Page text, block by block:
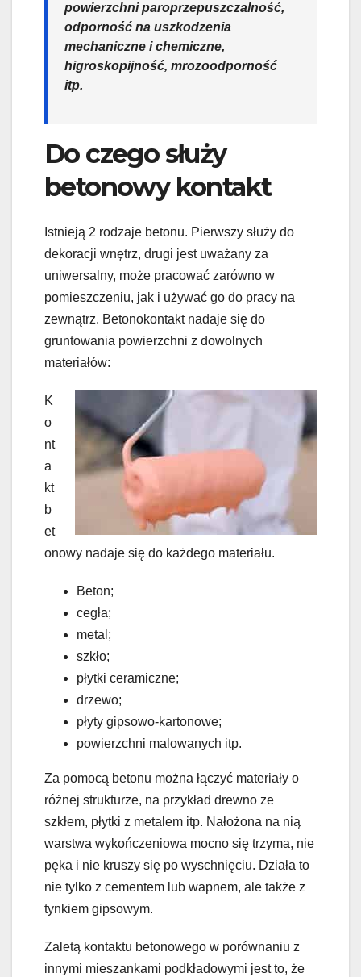
powierzchni paroprzepuszczalność,
odporność na uszkodzenia
mechaniczne i chemiczne,
higroskopijność, mrozoodporność
itp.
Do czego służy
betonowy kontakt
Istnieją 2 rodzaje betonu. Pierwszy służy do
dekoracji wnętrz, drugi jest uważany za
uniwersalny, może pracować zarówno w
pomieszczeniu, jak i używać go do pracy na
zewnątrz. Betonokontakt nadaje się do
gruntowania powierzchni z dowolnych
materiałów:
K
o
nt
a
kt
b
et
onowy nadaje się do każdego materiału.
Beton;
cegła;
metal;
szkło;
płytki ceramiczne;
drzewo;
płyty gipsowo-kartonowe;
powierzchni malowanych itp.
Za pomocą betonu można łączyć materiały o
różnej strukturze, na przykład drewno ze
szkłem, płytki z metalem itp. Nałożona na nią
warstwa wykończeniowa mocno się trzyma, nie
pęka i nie kruszy się po wyschnięciu. Działa to
nie tylko z cementem lub wapnem, ale także z
tynkiem gipsowym.
Zaletą kontaktu betonowego w porównaniu z
innymi mieszankami podkładowymi jest to, że